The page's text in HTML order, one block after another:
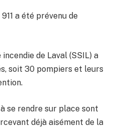
a été prévenu de
de Laval (SSIL) a
soit 30 pompiers et leurs
se rendre sur place sont
déjà aisément de la